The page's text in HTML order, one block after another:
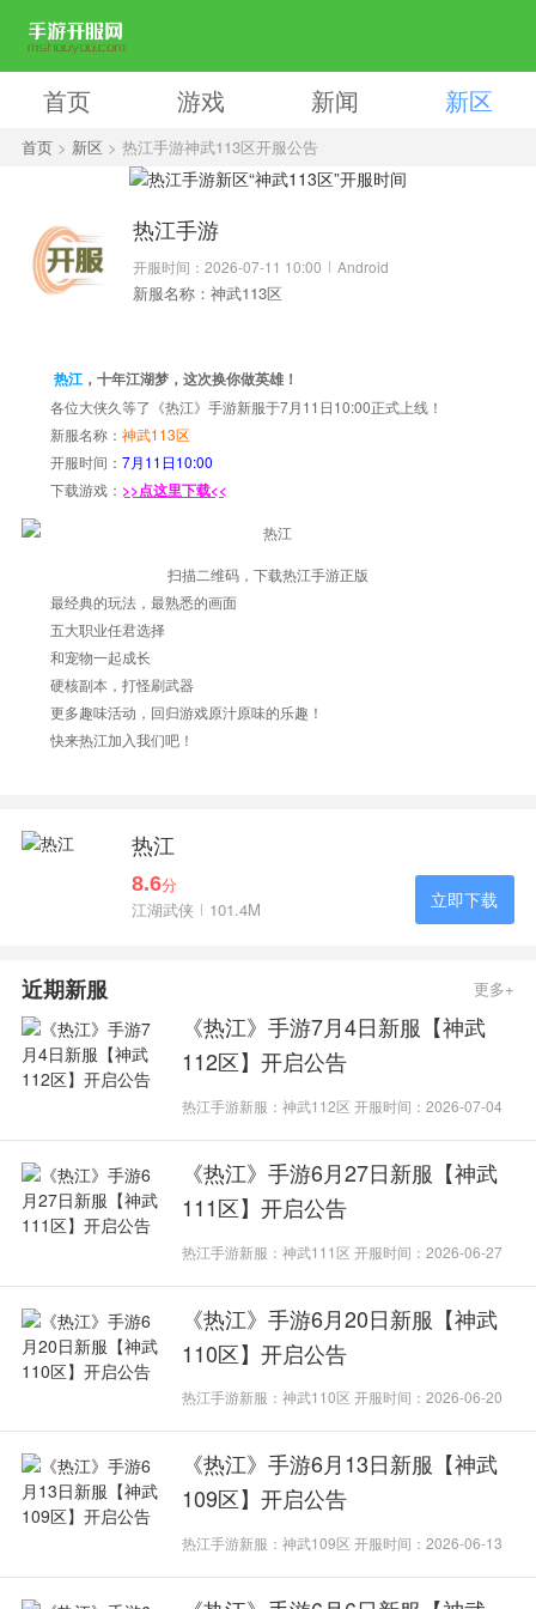
首页 游戏 新闻 新区
首页> 新区 > 热江手游神武113区开服公告
热江手游
开服时间：2026-07-11 10:00 Android
新服名称：神武113区
热江，十年江湖梦，这次换你做英雄！
各位大侠久等了《热江》手游新服于7月11日10:00正式上线！
新服名称： 神武113区
开服时间： 7月11日10:00
下载游戏： >>点这里下载<<
扫描二维码，下载热江手游正版
最经典的玩法，最熟悉的画面
五大职业任君选择
和宠物一起成长
硬核副本，打怪刷武器
更多趣味活动，回归游戏原汁原味的乐趣！
快来热江加入我们吧！
热江
8.6分
江湖武侠
101.4M 立即下载
近期新服 更多+
《热江》手游7月4日新服【神武
112区】开启公告
热江手游新服：神武112区 开服时间：2026-07-04
《热江》手游6月27日新服【神武
111区】开启公告
热江手游新服：神武111区 开服时间：2026-06-27
《热江》手游6月20日新服【神武
110区】开启公告
热江手游新服：神武110区 开服时间：2026-06-20
《热江》手游6月13日新服【神武
109区】开启公告
热江手游新服：神武109区 开服时间：2026-06-13